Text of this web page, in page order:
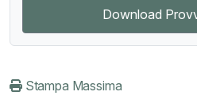
Download
Stampa Massima